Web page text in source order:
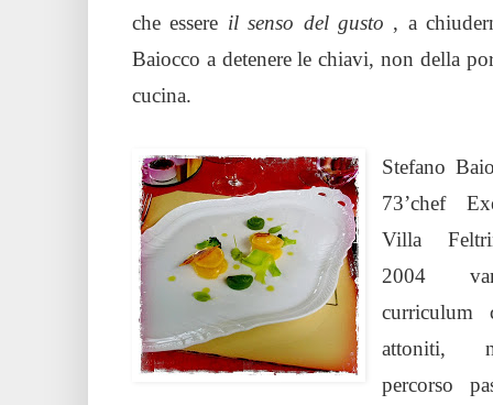
che essere il senso del gusto , a
Baiocco a detenere le chiavi, non della
cucina.
Stefano
73’chef
Villa
2004
curriculum
attoniti,
percorso